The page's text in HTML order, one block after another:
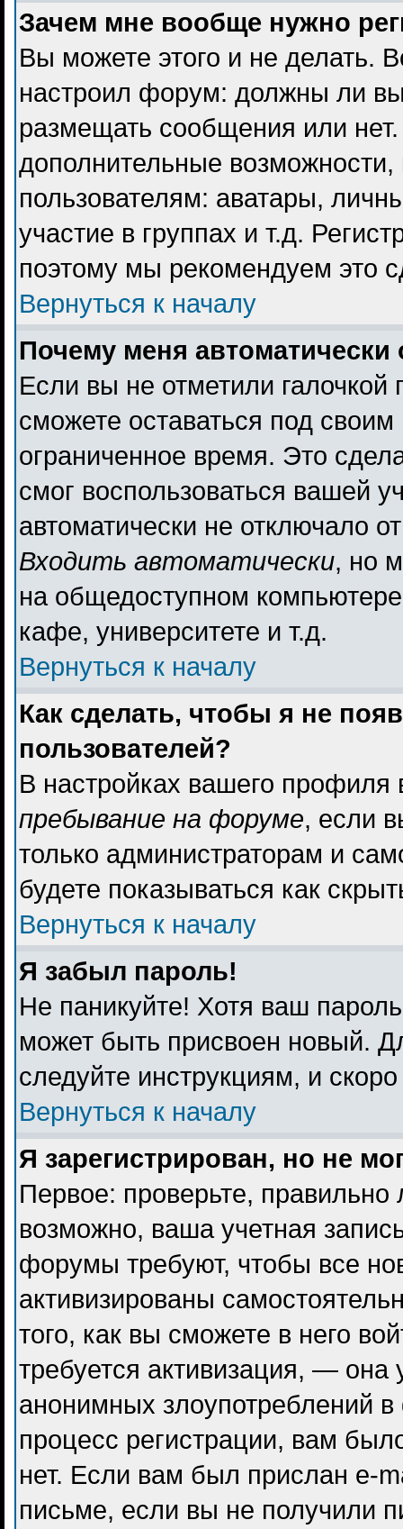
Зачем мне вообще нужно
Вы можете этого и не делать.
настроил форум: должны ли вы
размещать сообщения или
дополнительные
пользователям: аватары,
участие в группах и т.д.
поэтому мы рекомендуем это
Вернуться к началу
Почему меня автоматически
Если вы не отметили галочкой
сможете оставаться под
ограниченное время. Это
смог воспользоваться вашей
автоматически не отключало
Входить автоматически, но
на общедоступном
кафе, университете и т.д.
Вернуться к началу
Как сделать, чтобы я не
пользователей?
В настройках вашего
пребывание на форуме, если
только администраторам и
будете показываться как
Вернуться к началу
Я забыл пароль!
Не паникуйте! Хотя ваш
может быть присвоен новый.
следуйте инструкциям, и
Вернуться к началу
Я зарегистрирован, но не
Первое: проверьте,
возможно, ваша учетная
форумы требуют, чтобы все
активизированы
того, как вы сможете в него
требуется активизация, —
анонимных злоупотреблений
процесс регистрации, вам
нет. Если вам был прислан e-
письме, если вы не получили